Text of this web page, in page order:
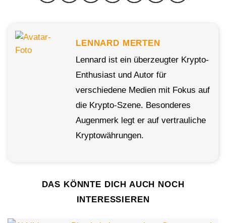
LENNARD MERTEN
Lennard ist ein überzeugter Krypto-
Enthusiast und Autor für
verschiedene Medien mit Fokus auf
die Krypto-Szene. Besonderes
Augenmerk legt er auf vertrauliche
Kryptowährungen.
DAS KÖNNTE DICH AUCH NOCH
INTERESSIEREN